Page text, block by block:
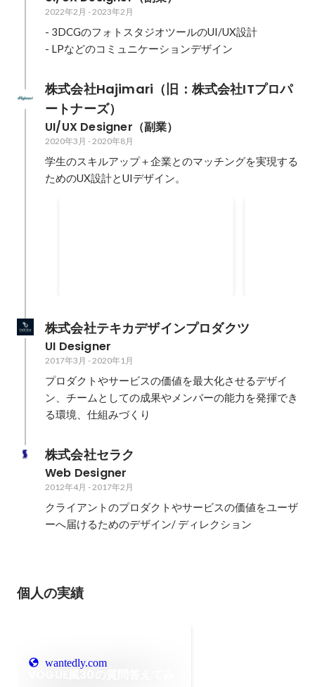
2022年2月 - 2023年2月
- 3DCGのフォトスタジオツールのUI/UX設計
- LPなどのコミュニケーションデザイン
株式会社Hajimari（旧：株式会社ITプロパ
ートナーズ）
UI/UX Designer（副業）
2020年3月 - 2020年8月
学生のスキルアップ＋企業とのマッチングを実現する
ためのUX設計とUIデザイン。
株式会社テキカデザインプロダクツ
UI Designer
2017年3月 - 2020年1月
プロダクトやサービスの価値を最大化させるデザイ
ン、チームとしての成果やメンバーの能力を発揮でき
る環境、仕組みづくり
株式会社セラク
Web Designer
2012年4月 - 2017年2月
クライアントのプロダクトやサービスの価値をユーザ
ーへ届けるためのデザイン/ ディレクション
個人の実績
wantedly.com